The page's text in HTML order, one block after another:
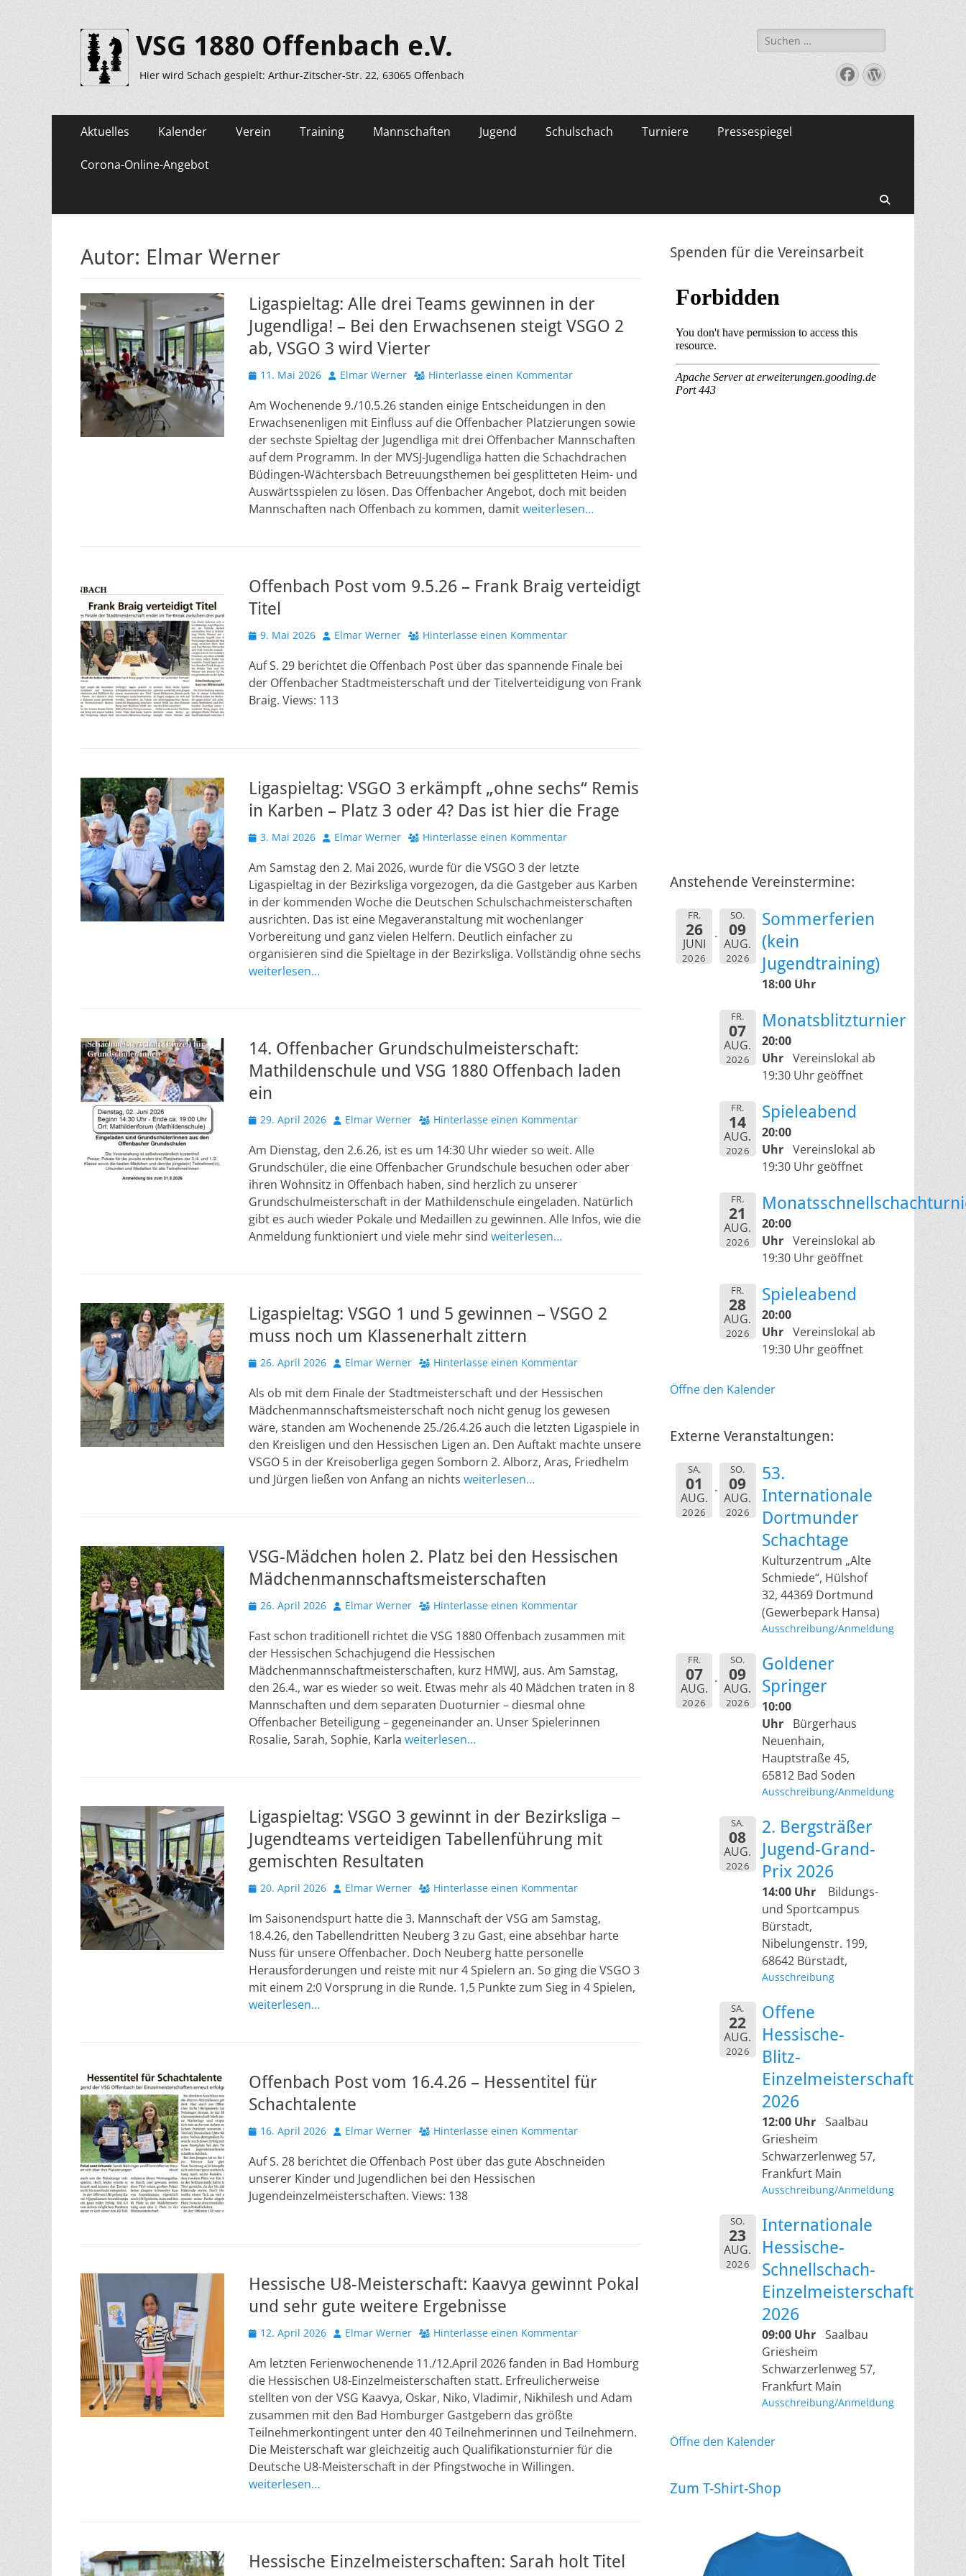
VSG 1880 Offenbach e.V.
Hier wird Schach gespielt: Arthur-Zitscher-Str. 22, 63065 Offenbach
Suche
nach:
Facebook
WordPress
Primäres
Zum
Inhalt
springen
Aktuelles Kalender Verein Training Mannschaften Jugend Schulschach Turniere Pressespiegel
Corona-Online-Angebot
Autor: Elmar Werner
Ligaspieltag: Alle drei Teams gewinnen in der
Jugendliga! – Bei den Erwachsenen steigt VSGO 2
ab, VSGO 3 wird Vierter
Veröffentlicht
11. Mai 2026 AutorElmar Werner Hinterlasse einen Kommentar
Am Wochenende 9./10.5.26 standen einige Entscheidungen in den
Erwachsenenligen mit Einfluss auf die Offenbacher Platzierungen sowie
der sechste Spieltag der Jugendliga mit drei Offenbacher Mannschaften
auf dem Programm. In der MVSJ-Jugendliga hatten die Schachdrachen
Büdingen-Wächtersbach Betreuungsthemen bei gesplitteten Heim- und
Auswärtsspielen zu lösen. Das Offenbacher Angebot, doch mit beiden
Mannschaften nach Offenbach zu kommen, damitweiterlesen…
Offenbach Post vom 9.5.26 – Frank Braig verteidigt
Titel
Veröffentlicht
9. Mai 2026 AutorElmar Werner Hinterlasse einen Kommentar
Auf S. 29 berichtet die Offenbach Post über das spannende Finale bei
der Offenbacher Stadtmeisterschaft und der Titelverteidigung von Frank
Braig. Views: 113
Ligaspieltag: VSGO 3 erkämpft „ohne sechs“ Remis
in Karben – Platz 3 oder 4? Das ist hier die Frage
Veröffentlicht
3. Mai 2026 AutorElmar Werner Hinterlasse einen Kommentar
Am Samstag den 2. Mai 2026, wurde für die VSGO 3 der letzte
Ligaspieltag in der Bezirksliga vorgezogen, da die Gastgeber aus Karben
in der kommenden Woche die Deutschen Schulschachmeisterschaften
ausrichten. Das ist eine Megaveranstaltung mit wochenlanger
Vorbereitung und ganz vielen Helfern. Deutlich einfacher zu
organisieren sind die Spieltage in der Bezirksliga. Vollständig ohne sechs
weiterlesen…
14. Offenbacher Grundschulmeisterschaft:
Mathildenschule und VSG 1880 Offenbach laden
ein
Veröffentlicht
29. April 2026 AutorElmar Werner Hinterlasse einen Kommentar
Am Dienstag, den 2.6.26, ist es um 14:30 Uhr wieder so weit. Alle
Grundschüler, die eine Offenbacher Grundschule besuchen oder aber
ihren Wohnsitz in Offenbach haben, sind herzlich zu unserer
Grundschulmeisterschaft in der Mathildenschule eingeladen. Natürlich
gibt es auch wieder Pokale und Medaillen zu gewinnen. Alle Infos, wie die
Anmeldung funktioniert und viele mehr sind weiterlesen…
Ligaspieltag: VSGO 1 und 5 gewinnen – VSGO 2
muss noch um Klassenerhalt zittern
Veröffentlicht
26. April 2026 AutorElmar Werner Hinterlasse einen Kommentar
Als ob mit dem Finale der Stadtmeisterschaft und der Hessischen
Mädchenmannschaftsmeisterschaft noch nicht genug los gewesen
wäre, standen am Wochenende 25./26.4.26 auch die letzten Ligaspiele in
den Kreisligen und den Hessischen Ligen an. Den Auftakt machte unsere
VSGO 5 in der Kreisoberliga gegen Somborn 2. Alborz, Aras, Friedhelm
und Jürgen ließen von Anfang an nichts weiterlesen…
VSG-Mädchen holen 2. Platz bei den Hessischen
Mädchenmannschaftsmeisterschaften
Veröffentlicht
26. April 2026 AutorElmar Werner Hinterlasse einen Kommentar
Fast schon traditionell richtet die VSG 1880 Offenbach zusammen mit
der Hessischen Schachjugend die Hessischen
Mädchenmannschaftmeisterschaften, kurz HMWJ, aus. Am Samstag,
den 26.4., war es wieder so weit. Etwas mehr als 40 Mädchen traten in 8
Mannschaften und dem separaten Duoturnier – diesmal ohne
Offenbacher Beteiligung – gegeneinander an. Unser Spielerinnen
Rosalie, Sarah, Sophie, Karla weiterlesen…
Ligaspieltag: VSGO 3 gewinnt in der Bezirksliga –
Jugendteams verteidigen Tabellenführung mit
gemischten Resultaten
Veröffentlicht
20. April 2026 AutorElmar Werner Hinterlasse einen Kommentar
Im Saisonendspurt hatte die 3. Mannschaft der VSG am Samstag,
18.4.26, den Tabellendritten Neuberg 3 zu Gast, eine absehbar harte
Nuss für unsere Offenbacher. Doch Neuberg hatte personelle
Herausforderungen und reiste mit nur 4 Spielern an. So ging die VSGO 3
mit einem 2:0 Vorsprung in die Runde. 1,5 Punkte zum Sieg in 4 Spielen,
weiterlesen…
Offenbach Post vom 16.4.26 – Hessentitel für
Schachtalente
Veröffentlicht
16. April 2026 AutorElmar Werner Hinterlasse einen Kommentar
Auf S. 28 berichtet die Offenbach Post über das gute Abschneiden
unserer Kinder und Jugendlichen bei den Hessischen
Jugendeinzelmeisterschaften. Views: 138
Hessische U8-Meisterschaft: Kaavya gewinnt Pokal
und sehr gute weitere Ergebnisse
Veröffentlicht
12. April 2026 AutorElmar Werner Hinterlasse einen Kommentar
Am letzten Ferienwochenende 11./12.April 2026 fanden in Bad Homburg
die Hessischen U8-Einzelmeisterschaften statt. Erfreulicherweise
stellten von der VSG Kaavya, Oskar, Niko, Vladimir, Nikhilesh und Adam
zusammen mit den Bad Homburger Gastgebern das größte
Teilnehmerkontingent unter den 40 Teilnehmerinnen und Teilnehmern.
Die Meisterschaft war gleichzeitig auch Qualifikationsturnier für die
Deutsche U8-Meisterschaft in der Pfingstwoche in Willingen.
weiterlesen…
Hessische Einzelmeisterschaften: Sarah holt Titel
Spenden für die Vereinsarbeit
Anstehende Vereinstermine:
FR.
26
JUNI
2026
SO.
09
AUG.
2026
Sommerferien
(kein
Jugendtraining)
18:00 Uhr
FR.
07
AUG.
2026
Monatsblitzturnier
20:00
Uhr Vereinslokal ab
19:30 Uhr geöffnet
FR.
14
AUG.
2026
Spieleabend
20:00
Uhr Vereinslokal ab
19:30 Uhr geöffnet
FR.
21
AUG.
2026
20:00
Uhr Vereinslokal ab
19:30 Uhr geöffnet
FR.
28
AUG.
2026
Spieleabend
20:00
Uhr Vereinslokal ab
19:30 Uhr geöffnet
Öffne den Kalender
Externe Veranstaltungen:
SA.
01
AUG.
2026
SO.
09
AUG.
2026
53.
Internationale
Dortmunder
Schachtage
Kulturzentrum „Alte
Schmiede“, Hülshof
32, 44369 Dortmund
(Gewerbepark Hansa)
Ausschreibung/Anmeldung
FR.
07
AUG.
2026
SO.
09
AUG.
2026
Goldener
Springer
10:00
Uhr
Bürgerhaus
Neuenhain,
Hauptstraße 45,
65812 Bad Soden
Ausschreibung/Anmeldung
SA.
08
AUG.
2026
2. Bergsträßer
Jugend-Grand-
Prix 2026
14:00 Uhr
Bildungs-
und Sportcampus
Bürstadt,
Nibelungenstr. 199,
68642 Bürstadt,
Ausschreibung
SA.
22
AUG.
2026
Offene
Hessische-
Blitz-
Einzelmeisterschaft
2026
12:00 Uhr Saalbau
Griesheim
Schwarzerlenweg 57,
Frankfurt Main
Ausschreibung/Anmeldung
SO.
23
AUG.
2026
Internationale
Hessische-
Schnellschach-
Einzelmeisterschaft
2026
09:00 Uhr Saalbau
Griesheim
Schwarzerlenweg 57,
Frankfurt Main
Ausschreibung/Anmeldung
Öffne den Kalender
Zum T-Shirt-Shop